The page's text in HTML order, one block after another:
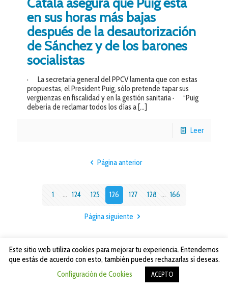
en sus horas más bajas
después de la desautorización
de Sánchez y de los barones
socialistas
· La secretaria general del PPCV lamenta que con estas
propuestas, el President Puig, sólo pretende tapar sus
vergüenzas en fiscalidad y en la gestión sanitaria · “Puig
debería de reclamar todos los días a […]
Leer
Página anterior
1 ... 124 125 126 127 128 ... 166
Página siguiente
Este sitio web utiliza cookies para mejorar tu experiencia. Entendemos
que estás de acuerdo con esto, también puedes rechazarlas si deseas.
Configuración de Cookies
ACEPTO